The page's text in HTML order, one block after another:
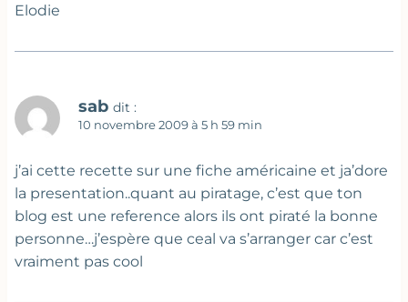
Elodie
sab dit :
10 novembre 2009 à 5 h 59 min
j’ai cette recette sur une fiche américaine et ja’dore
la presentation..quant au piratage, c’est que ton
blog est une reference alors ils ont piraté la bonne
personne…j’espère que ceal va s’arranger car c’est
vraiment pas cool